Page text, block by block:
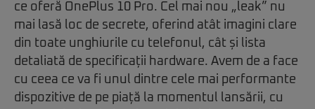
ce oferă OnePlus 10 Pro. Cel mai nou „leak” nu
mai lasă loc de secrete, oferind atât imagini clare
din toate unghiurile cu telefonul, cât și lista
detaliată de specificații hardware. Avem de a face
cu ceea ce va fi unul dintre cele mai performante
dispozitive de pe piață la momentul lansării, cu